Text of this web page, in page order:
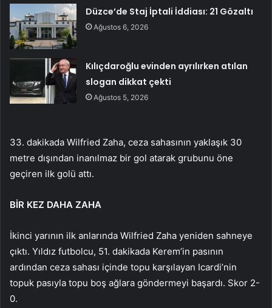
Düzce’de Staj İptali İddiası: 21 Gözaltı
Ağustos 6, 2026
Kılıçdaroğlu evinden ayrılırken atılan
slogan dikkat çekti
Ağustos 5, 2026
33. dakikada Wilfried Zaha, ceza sahasının yaklaşık 30
metre dışından inanılmaz bir gol atarak grubunu öne
geçiren ilk golü attı.
BİR KEZ DAHA ZAHA
İkinci yarının ilk anlarında Wilfried Zaha yeniden sahneye
çıktı. Yıldız futbolcu, 51. dakikada Kerem’in pasının
ardından ceza sahası içinde topu karşılayan Icardi’nin
topuk pasıyla topu boş ağlara göndermeyi başardı. Skor 2-
0.